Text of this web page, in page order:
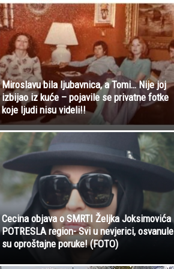
Miroslavu bila ljubavnica, a Tomi… Nije joj
izbijao iz kuće – pojavile se privatne fotke
koje ljudi nisu videli!!
Cecina objava o SMRTI Željka Joksimovića
POTRESLA region- Svi u nevjerici, osvanule
su oproštajne poruke! (FOTO)